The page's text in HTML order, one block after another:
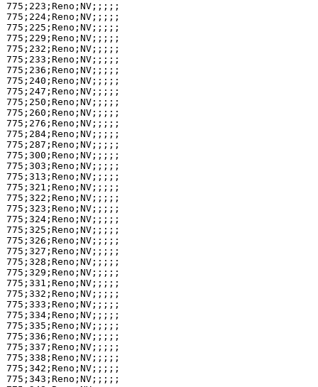
775;223;Reno;NV;;;;;
775;224;Reno;NV;;;;;
775;225;Reno;NV;;;;;
775;229;Reno;NV;;;;;
775;232;Reno;NV;;;;;
775;233;Reno;NV;;;;;
775;236;Reno;NV;;;;;
775;240;Reno;NV;;;;;
775;247;Reno;NV;;;;;
775;250;Reno;NV;;;;;
775;260;Reno;NV;;;;;
775;276;Reno;NV;;;;;
775;284;Reno;NV;;;;;
775;287;Reno;NV;;;;;
775;300;Reno;NV;;;;;
775;303;Reno;NV;;;;;
775;313;Reno;NV;;;;;
775;321;Reno;NV;;;;;
775;322;Reno;NV;;;;;
775;323;Reno;NV;;;;;
775;324;Reno;NV;;;;;
775;325;Reno;NV;;;;;
775;326;Reno;NV;;;;;
775;327;Reno;NV;;;;;
775;328;Reno;NV;;;;;
775;329;Reno;NV;;;;;
775;331;Reno;NV;;;;;
775;332;Reno;NV;;;;;
775;333;Reno;NV;;;;;
775;334;Reno;NV;;;;;
775;335;Reno;NV;;;;;
775;336;Reno;NV;;;;;
775;337;Reno;NV;;;;;
775;338;Reno;NV;;;;;
775;342;Reno;NV;;;;;
775;343;Reno;NV;;;;;